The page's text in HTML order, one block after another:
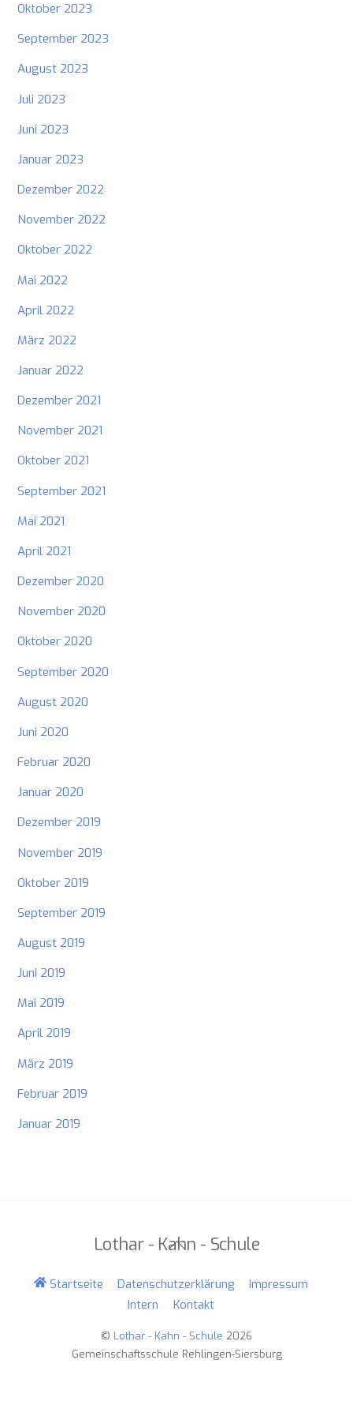
Oktober 2023
September 2023
August 2023
Juli 2023
Juni 2023
Januar 2023
Dezember 2022
November 2022
Oktober 2022
Mai 2022
April 2022
März 2022
Januar 2022
Dezember 2021
November 2021
Oktober 2021
September 2021
Mai 2021
April 2021
Dezember 2020
November 2020
Oktober 2020
September 2020
August 2020
Juni 2020
Februar 2020
Januar 2020
Dezember 2019
November 2019
Oktober 2019
September 2019
August 2019
Juni 2019
Mai 2019
April 2019
März 2019
Februar 2019
Januar 2019
Back
Top
Lothar - Kahn - Schule
Startseite Datenschutzerklärung
Impressum
Intern
Kontakt
© Lothar - Kahn - Schule 2026
Gemeinschaftsschule Rehlingen-Siersburg